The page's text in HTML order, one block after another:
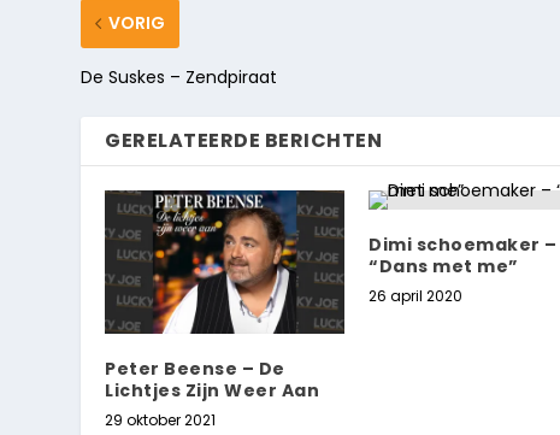
VORIG
De Suskes – Zendpiraat
GERELATEERDE BERICHTEN
Peter Beense – De
Lichtjes Zijn Weer Aan
29 oktober 2021
Dimi schoemaker –
“Dans met me”
26 april 2020